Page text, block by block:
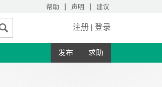
帮助 | 声明 | 建议
注册 | 登录
发布 求助